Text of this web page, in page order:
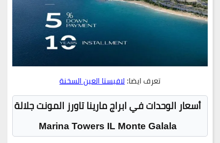
تعرف ايضا:لافيستا العين السخنة
أسعار الوحدات في ابراج مارينا تاورز المونت جلالة
Marina Towers IL Monte Galala